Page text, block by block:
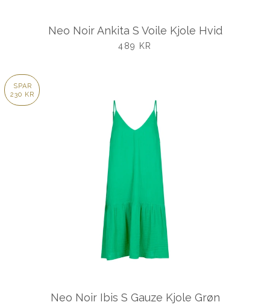
Neo Noir Ankita S Voile Kjole Hvid
UDSALGSPRIS
489 KR
SPAR
230 KR
Neo Noir Ibis S Gauze Kjole Grøn